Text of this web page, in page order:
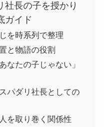
社長の子を授かり
ガイド
を時系列で整理
と物語の役割
なたの子じゃない」
パダリ社長としての
を取り巻く関係性